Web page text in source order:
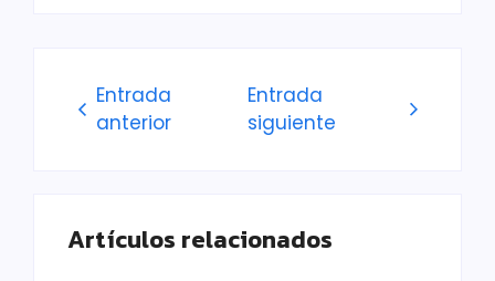
Entrada
anterior
Entrada
siguiente
Artículos relacionados